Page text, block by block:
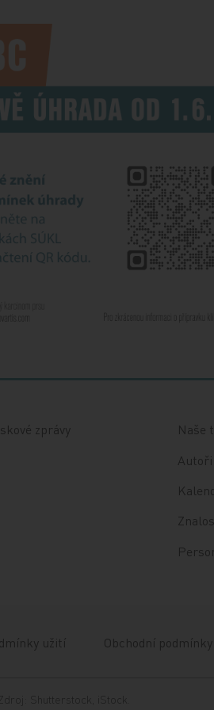
zprávy
Naše
Autoři
užití Obchodní
Shutterstock, iStock.